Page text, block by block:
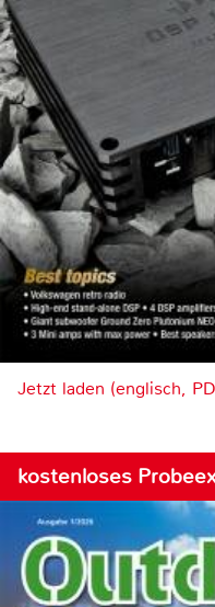
Jetzt laden (englisch,
kostenloses